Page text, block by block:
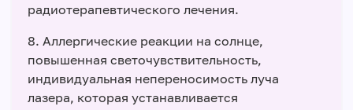
радиотерапевтического лечения.
8. Аллергические реакции на солнце,
повышенная светочувствительность,
индивидуальная непереносимость луча
лазера, которая устанавливается